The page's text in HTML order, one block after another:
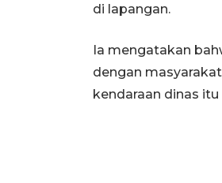
di lapangan.
Ia mengatakan
dengan
kendaraan dinas